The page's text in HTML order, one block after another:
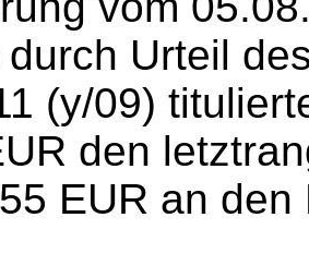
Urteil
(y/09)
den
EUR an